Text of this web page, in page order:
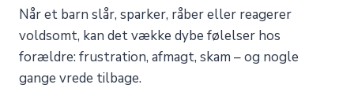
Når et barn slår, sparker, råber eller reagerer
voldsomt, kan det vække dybe følelser hos
forældre: frustration, afmagt, skam – og nogle
gange vrede tilbage.